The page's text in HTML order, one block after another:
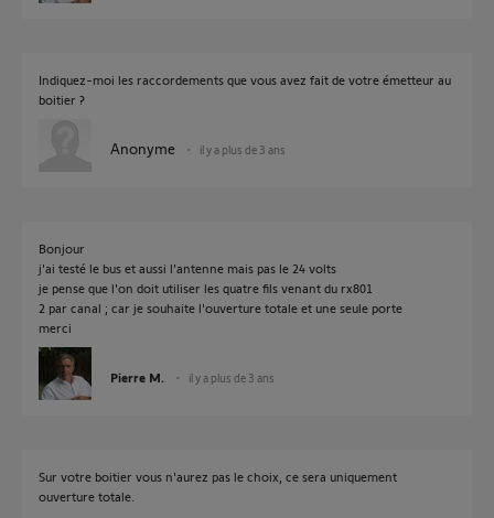
Indiquez-moi les raccordements que vous avez fait de votre émetteur au
boitier ?
Anonyme il y a plus de 3 ans
Bonjour
j'ai testé le bus et aussi l'antenne mais pas le 24 volts
je pense que l'on doit utiliser les quatre fils venant du rx801
2 par canal ; car je souhaite l'ouverture totale et une seule porte
merci
Pierre M. il y a plus de 3 ans
Sur votre boitier vous n'aurez pas le choix, ce sera uniquement
ouverture totale.